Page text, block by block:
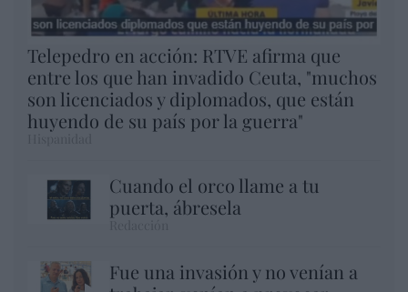
Telepedro en acción: RTVE afirma que
entre los que han invadido Ceuta, "muchos
son licenciados y diplomados, que están
huyendo de su país por la guerra"
Cuando el orco llame a tu
puerta, ábresela
Fue una invasión y no venían a